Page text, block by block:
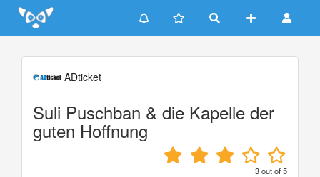
Update cookies preferences
ADticket
Suli Puschban & die Kapelle der
guten Hoffnung
3out of5